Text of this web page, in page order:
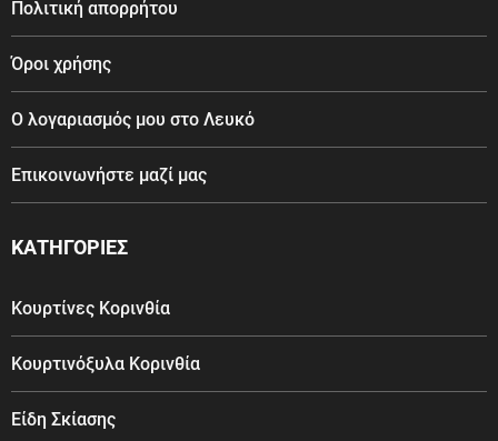
Πολιτική απορρήτου
Όροι χρήσης
Ο λογαριασμός μου στο Λευκό
Επικοινωνήστε μαζί μας
ΚΑΤΗΓΟΡΙΕΣ
Κουρτίνες Κορινθία
Κουρτινόξυλα Κορινθία
Είδη Σκίασης